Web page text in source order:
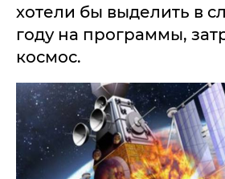
хотели бы выделить в
году на программы,
космос.